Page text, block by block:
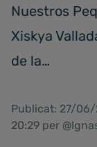
Nuestros
Xiskya
de la…
Publicat: 27/06/
20:29 per